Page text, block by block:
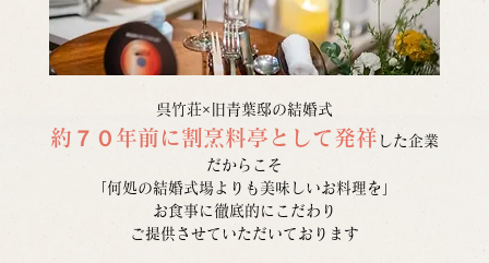
呉竹荘×旧青葉邸の結婚式
約７０年前に割烹料亭として発祥 した企業
だからこそ
「何処の結婚式場よりも美味しいお料理を」
お食事に徹底的にこだわり
ご提供させていただいております